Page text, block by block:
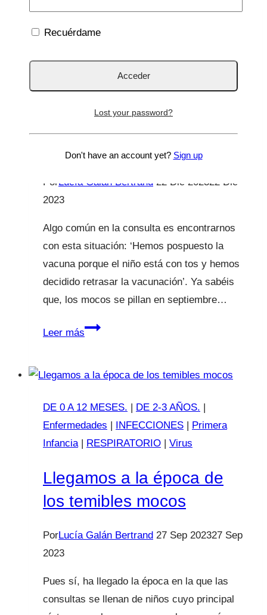
VACUNAS?
Por Lucía Galán Bertrand 22 Dic 202322 Dic
2023
Algo común en la consulta es encontrarnos
con esta situación: ‘Hemos pospuesto la
vacuna porque el niño está con tos y hemos
decidido retrasar la vacunación’. Ya sabéis
que, los mocos se pillan en septiembre…
Leer másTIENE
LAS
DE 0 A 12 MESES. | DE 2-3 AÑOS. |
Enfermedades | INFECCIONES | Primera
Infancia | RESPIRATORIO | Virus
Llegamos a la época de
los temibles mocos
PorLucía Galán Bertrand 27 Sep 202327 Sep
2023
Pues sí, ha llegado la época en la que las
consultas se llenan de niños cuyo principal
Recuérdame
Lost your password?
Don't have an account yet? Sign up